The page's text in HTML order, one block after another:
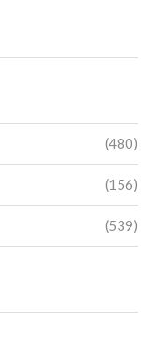
(480)
(156)
(539)